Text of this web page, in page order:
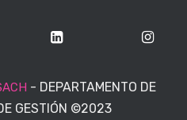
- DEPARTAMENTO DE
GESTIÓN ©2023